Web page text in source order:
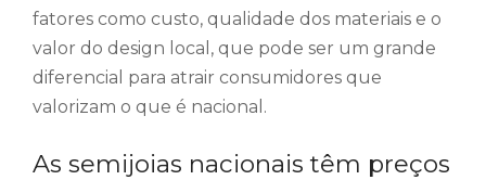
fatores como custo, qualidade dos materiais e o
valor do design local, que pode ser um grande
diferencial para atrair consumidores que
valorizam o que é nacional.
As semijoias nacionais têm preços